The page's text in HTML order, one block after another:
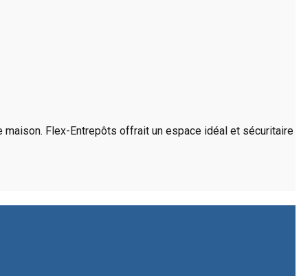
Flex-Entrepôts offrait un espace idéal et sécuritaire